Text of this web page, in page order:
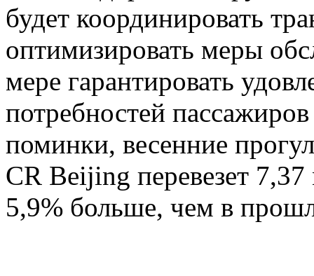
будет координировать
оптимизировать меры
мере гарантировать
потребностей
поминки, весенние
CR Beijing перевезет
5,9% больше, чем в